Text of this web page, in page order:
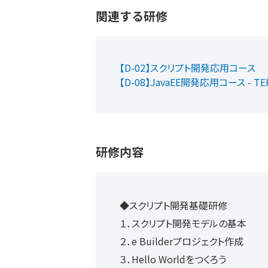
関連する研修
【D-02】スクリプト開発応用コース
【D-08】JavaEE開発応用コース -
研修内容
◆スクリプト開発基礎研修
１．スクリプト開発モデルの基本
２．e Builderプロジェクト作成
３．Hello Worldをつくろう